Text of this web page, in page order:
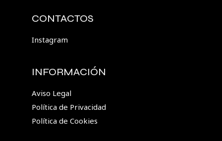
CONTACTOS
Instagram
INFORMACIÓN
Aviso Legal
Política de Privacidad
Política de Cookies